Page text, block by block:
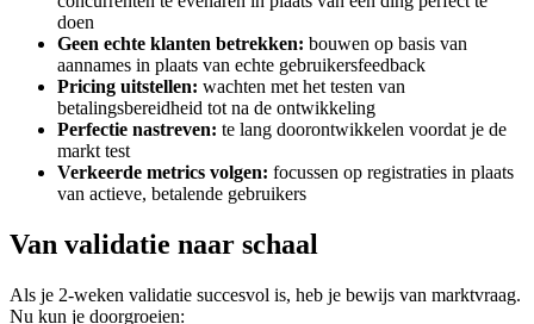
doen
Geen echte klanten betrekken: bouwen op basis van
aannames in plaats van echte gebruikersfeedback
Pricing uitstellen: wachten met het testen van
betalingsbereidheid tot na de ontwikkeling
Perfectie nastreven: te lang doorontwikkelen voordat je de
markt test
Verkeerde metrics volgen: focussen op registraties in plaats
van actieve, betalende gebruikers
Van validatie naar schaal
Als je 2-weken validatie succesvol is, heb je bewijs van marktvraag.
Nu kun je doorgroeien: